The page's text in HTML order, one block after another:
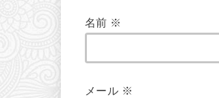
名前 ※
メール ※